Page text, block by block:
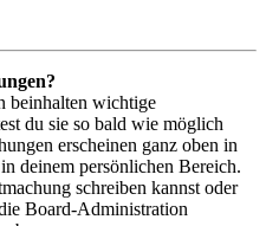
beinhalten wichtige
du sie so bald wie möglich
erscheinen ganz oben in
deinem persönlichen Bereich.
schreiben kannst oder
Board-Administration